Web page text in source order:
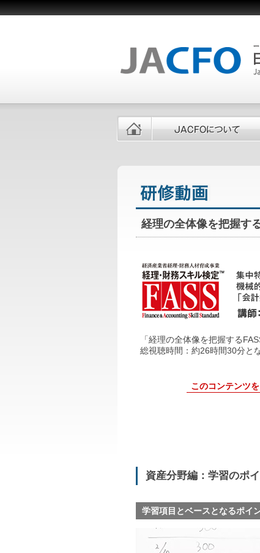
経理の全体像を把握す
「経理の全体像を把握する
総視聴時間：約26時間30分と
このコンテンツ
資産分野編：学習のポ
学習項目とベースとなるポイ